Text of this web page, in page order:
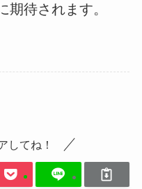
期待されます。
してね！